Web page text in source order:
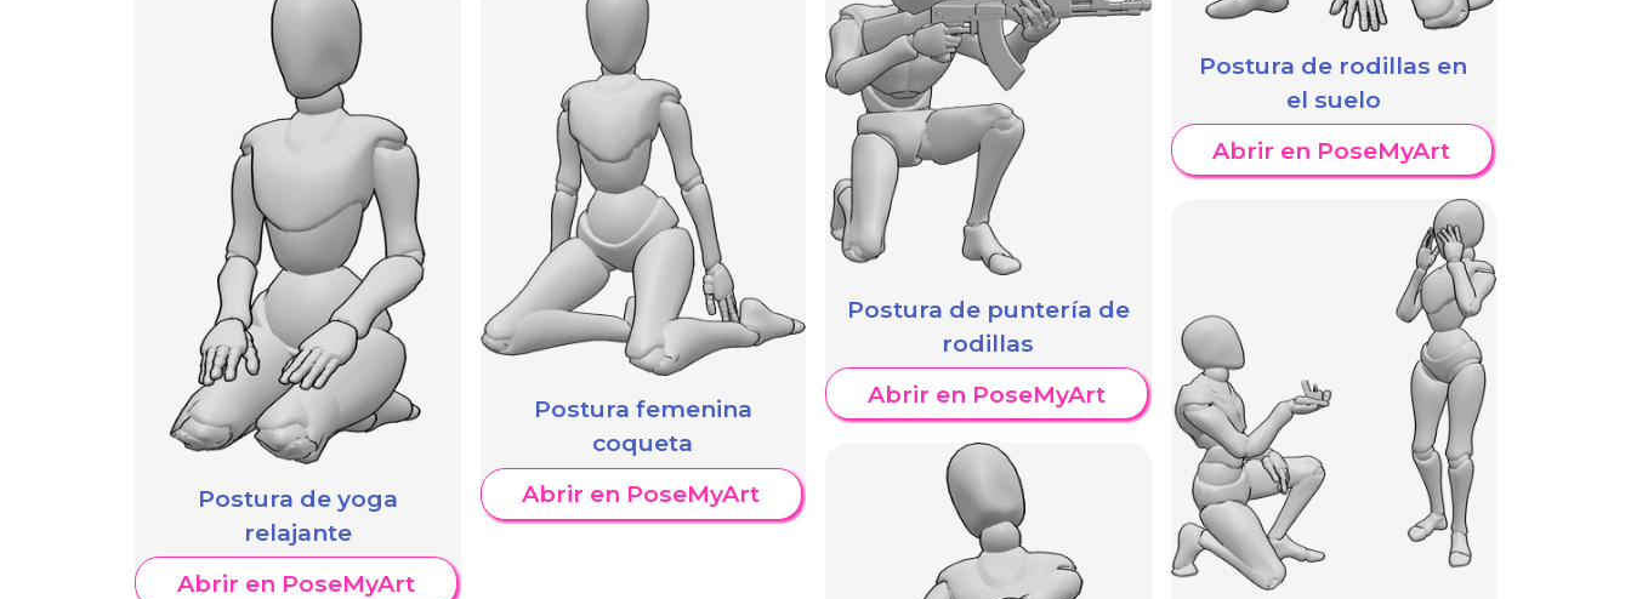
Postura de yoga
relajante
Abrir en PoseMyArt
Postura femenina
coqueta
Abrir en PoseMyArt
Postura de puntería de
rodillas
Abrir en PoseMyArt
Postura de rodillas en
el suelo
Abrir en PoseMyArt